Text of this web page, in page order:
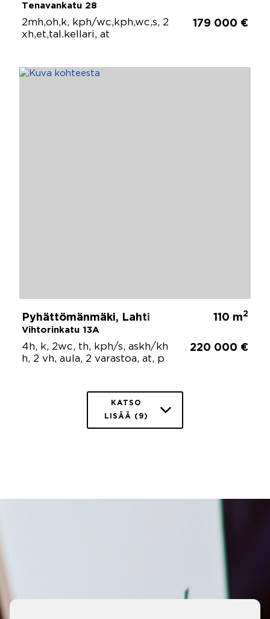
Tenavankatu 28
2mh,oh,k, kph/wc,kph,wc,s, 2
xh,et,tal.kellari, at
179 000 €
Pyhättömänmäki, Lahti
Vihtorinkatu 13A
110 m2
4h, k, 2wc, th, kph/s, askh/kh
h, 2 vh, aula, 2 varastoa, at, p
220 000 €
KATSO
LISÄÄ (9)